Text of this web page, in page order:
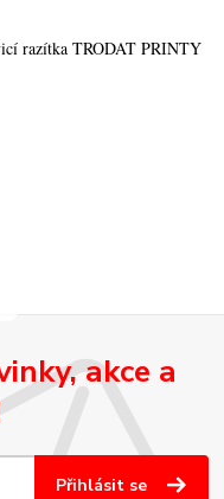
razítka TRODAT PRINTY
akce a
Přihlásit se